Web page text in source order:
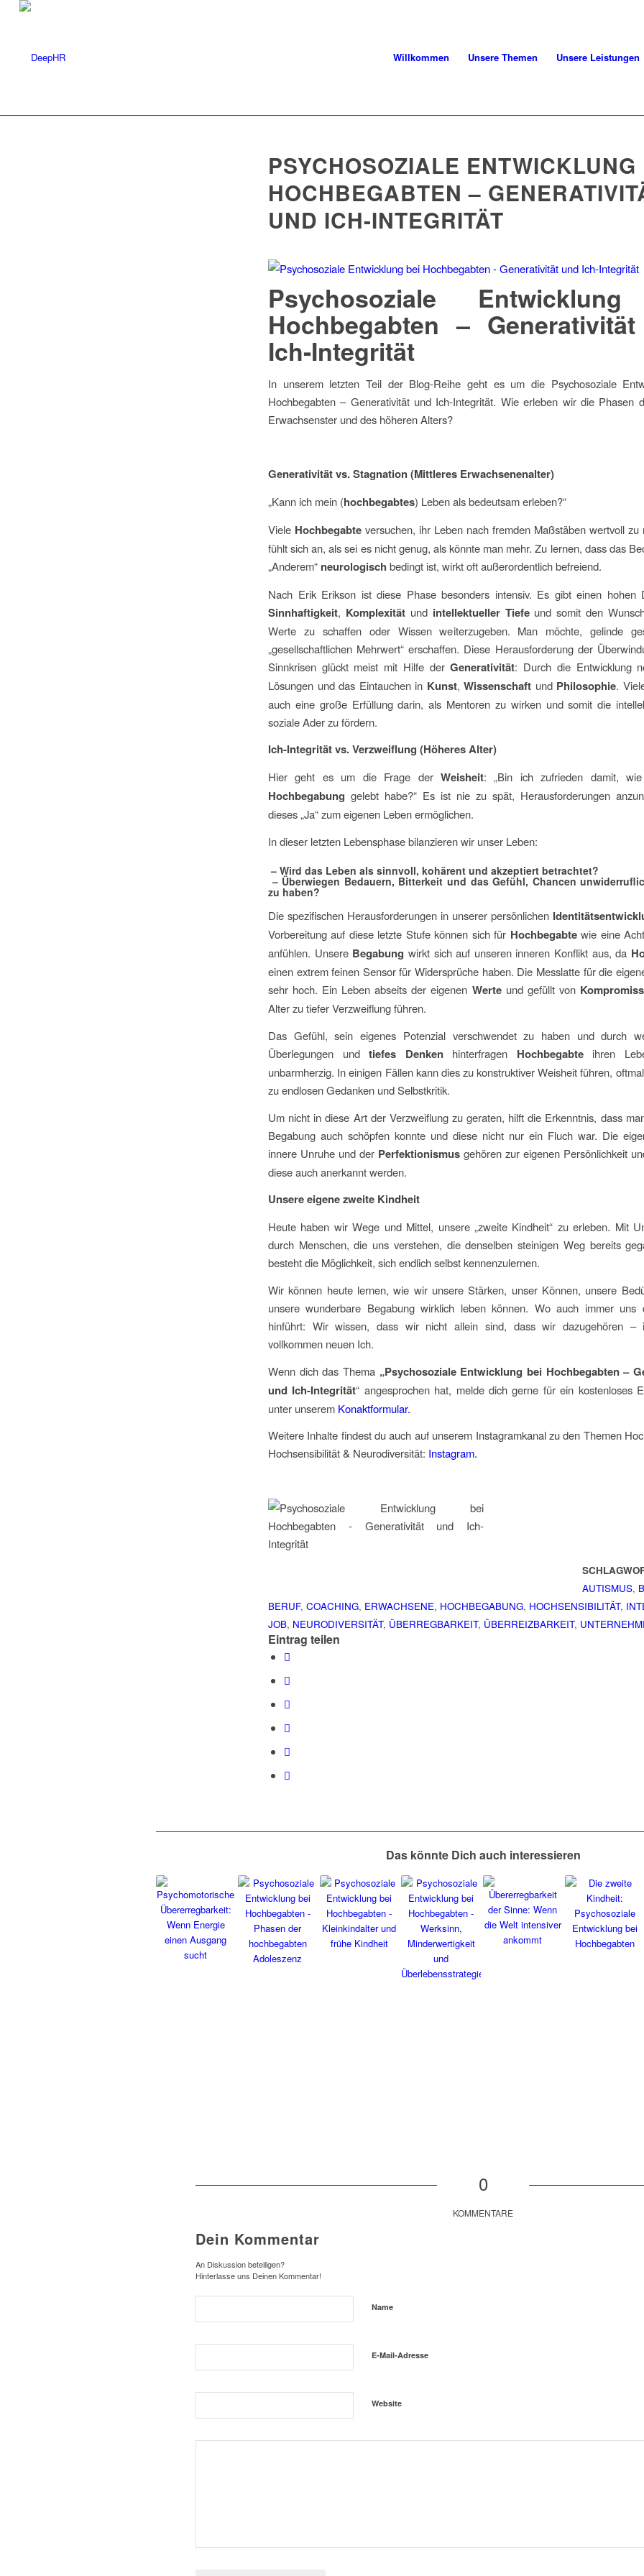
Willkommen Unsere Themen Unsere Leistungen
PSYCHOSOZIALE
HOCHBEGABTEN –
UND ICH-INTEGRITÄT
Psychosoziale
Hochbegabten –
Ich-Integrität
In unserem letzten Teil der Blog-Reihe geht es um die Psychosoziale
Hochbegabten – Generativität und Ich-Integrität. Wie erleben wir die Phasen
Erwachsenster und des höheren Alters?
Generativität vs. Stagnation (Mittleres Erwachsenenalter)
„Kann ich mein (hochbegabtes) Leben als bedeutsam erleben?“
Viele Hochbegabte versuchen, ihr Leben nach fremden Maßstäben wertvoll zu
fühlt sich an, als sei es nicht genug, als könnte man mehr. Zu lernen, dass das
„Anderem“ neurologisch bedingt ist, wirkt oft außerordentlich befreiend.
Nach Erik Erikson ist diese Phase besonders intensiv. Es gibt einen hohen
Sinnhaftigkeit, Komplexitätund intellektueller Tiefeund somit den
Werte zu schaffen oder Wissen weiterzugeben. Man möchte, gelinde
„gesellschaftlichen Mehrwert“ erschaffen. Diese Herausforderung der
Sinnkrisen glückt meist mit Hilfe derGenerativität: Durch die Entwicklung
Lösungen und das Eintauchen in Kunst, Wissenschaft und Philosophie.
auch eine große Erfüllung darin, als Mentoren zu wirken und somit die
soziale Ader zu fördern.
Ich-Integrität vs. Verzweiflung (Höheres Alter)
Hier geht es um die Frage der Weisheit: „Bin ich zufrieden damit,
Hochbegabung gelebt habe?“ Es ist nie zu spät, Herausforderungen
dieses „Ja“ zum eigenen Leben ermöglichen.
In dieser letzten Lebensphase bilanzieren wir unser Leben:
– Wird das Leben als sinnvoll, kohärent und akzeptiert betrachtet?
– Überwiegen Bedauern, Bitterkeit und das Gefühl, Chancen
zu haben?
Die spezifischen Herausforderungen in unserer persönlichen
Vorbereitung auf diese letzte Stufe können sich für Hochbegabtewie eine
anfühlen. Unsere Begabung wirkt sich auf unseren inneren Konflikt aus, da
einen extrem feinen Sensor für Widersprüche haben. Die Messlatte für die
sehr hoch. Ein Leben abseits der eigenen Werteund gefüllt von
Alter zu tiefer Verzweiflung führen.
Das Gefühl, sein eigenes Potenzial verschwendet zu haben und durch
Überlegungen und tiefes Denkenhinterfragen Hochbegabteihren
unbarmherzig. In einigen Fällen kann dies zu konstruktiver Weisheit führen,
zu endlosen Gedanken und Selbstkritik.
Um nicht in diese Art der Verzweiflung zu geraten, hilft die Erkenntnis, dass
Begabung auch schöpfen konnte und diese nicht nur ein Fluch war. Die
innere Unruhe und der Perfektionismus gehören zur eigenen Persönlichkeit
diese auch anerkannt werden.
Unsere eigene zweite Kindheit
Heute haben wir Wege und Mittel, unsere „zweite Kindheit“ zu erleben. Mit
durch Menschen, die uns verstehen, die denselben steinigen Weg bereits
besteht die Möglichkeit, sich endlich selbst kennenzulernen.
Wir können heute lernen, wie wir unsere Stärken, unser Können, unsere
unsere wunderbare Begabung wirklich leben können. Wo auch immer uns
hinführt: Wir wissen, dass wir nicht allein sind, dass wir dazugehören –
vollkommen neuen Ich.
Wenn dich das Thema „Psychosoziale Entwicklung bei Hochbegabten –
und Ich-Integrität“ angesprochen hat, melde dich gerne für ein kostenloses
unter unserem Konaktformular.
Weitere Inhalte findest du auch auf unserem Instagramkanal zu den Themen
Hochsensibilität & Neurodiversität: Instagram.
AUTISMUS,
BERUF, COACHING, ERWACHSENE, HOCHBEGABUNG, HOCHSENSIBILITÄT,
JOB, NEURODIVERSITÄT, ÜBERREGBARKEIT, ÜBERREIZBARKEIT,
Eintrag teilen
Das könnte Dich auch interessieren
0
KOMMENTARE
Dein Kommentar
An Diskussion beteiligen?
Hinterlasse uns Deinen Kommentar!
Name
E-Mail-Adresse
Website